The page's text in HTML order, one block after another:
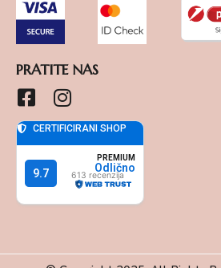
PRATITE NAS